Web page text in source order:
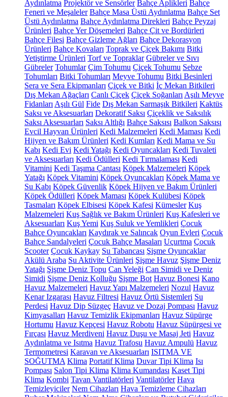
Aydınlatma Projektör ve Sensörler Bahçe Aplikleri Bahçe
Feneri ve Meşaleler Bahçe Masa Üstü Aydınlatma Bahçe Set
Üstü Aydınlatma Bahçe Aydınlatma Direkleri Bahçe Peyzaj
Ürünleri Bahçe Yer Döşemeleri Bahçe Çit ve Bordürleri
Bahçe Filesi Bahçe Gizleme Ağları Bahçe Dekorasyon
Ürünleri Bahçe Kovaları Toprak ve Çiçek Bakımı Bitki
Yetiştirme Ürünleri Torf ve Topraklar Gübreler ve Sıvı
Gübreler Tohumlar Çim Tohumu Çiçek Tohumu Sebze
Tohumları Bitki Tohumları Meyve Tohumu Bitki Besinleri
Sera ve Sera Ekipmanları Çiçek ve Bitki İç Mekan Bitkileri
Dış Mekan Ağaçları Canlı Çiçek Çiçek Soğanları Aşılı Meyve
Fidanları Aşılı Gül Fide Dış Mekan Sarmaşık Bitkileri Kaktüs
Saksı ve Aksesuarları Dekoratif Saksı Çiçeklik ve Saksılık
Saksı Aksesuarları Saksı Altlığı Bahçe Saksısı Balkon Saksısı
Evcil Hayvan Ürünleri Kedi Malzemeleri Kedi Maması Kedi
Hijyen ve Bakım Ürünleri Kedi Kumları Kedi Mama ve Su
Kabı Kedi Evi Kedi Yatağı Kedi Oyuncakları Kedi Tuvaleti
ve Aksesuarları Kedi Ödülleri Kedi Tırmalaması Kedi
Vitamini Kedi Taşıma Çantası Köpek Malzemeleri Köpek
Yatağı Köpek Vitamini Köpek Oyuncakları Köpek Mama ve
Su Kabı Köpek Güvenlik Köpek Hijyen ve Bakım Ürünleri
Köpek Ödülleri Köpek Maması Köpek Kulübesi Köpek
Tasmaları Köpek Elbisesi Köpek Kafesi Kümesler Kuş
Malzemeleri Kuş Sağlık ve Bakım Ürünleri Kuş Kafesleri ve
Aksesuarları Kuş Yemi Kuş Suluk ve Yemlikleri Çocuk
Bahçe Oyuncakları Kaydırak ve Salıncak Oyun Evleri Çocuk
Bahçe Sandalyeleri Çocuk Bahçe Masaları Uçurtma Çocuk
Scooter Çocuk Kaykay Su Tabancası Şişme Oyuncaklar
Akülü Araba Su Aktivite Ürünleri Şişme Havuz Şişme Deniz
Yatağı Şişme Deniz Topu Can Yeleği Can Simidi ve Deniz
Simidi Şişme Deniz Kolluğu Şişme Bot Havuz Bonesi Kano
Havuz Malzemeleri Havuz Yapı Malzemeleri Nozul Havuz
Kenar Izgarası Havuz Filtresi Havuz Örtü Sistemleri Su
Perdesi Havuz Dip Süzgeç Havuz ve Dozaj Pompası Havuz
Kimyasalları Havuz Temizlik Ekipmanları Havuz Süpürge
Hortumu Havuz Kepçesi Havuz Robotu Havuz Süpürgesi ve
Fırçası Havuz Merdiveni Havuz Duşu ve Masaj Jeti Havuz
Aydınlatma ve Isıtma Havuz Trafosu Havuz Ampulü Havuz
Termometresi Karavan ve Aksesuarları ISITMA VE
SOĞUTMA Klima Portatif Klima Duvar Tipi Klima Isı
Pompası Salon Tipi Klima Klima Kumandası Kaset Tipi
Klima Kombi Tavan Vantilatörleri Vantilatörler Hava
Temizleyiciler Nem Cihazları Hava Temizleme Cihazları